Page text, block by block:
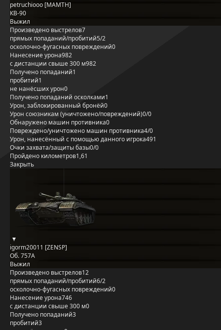
petruchiooo [MAMTH]
КВ-90
Выжил
Произведено выстрелов7
прямых попаданий/пробитий5/2
осколочно-фугасных повреждений0
Нанесение урона982
с дистанции свыше 300 м982
Получено попаданий1
пробитий1
не нанёсших урон0
Получено попаданий осколками1
Урон, заблокированный бронёй0
Урон союзникам (уничтожено/повреждений)0/0
Обнаружено машин противника0
Повреждено/уничтожено машин противника4/0
Урон, нанесённый с помощью данного игрока491
Очки захвата/защиты базы0/0
Пройдено километров1,61
Закрыть
igorm20011 [ZENSP]
Об. 757А
Выжил
Произведено выстрелов12
прямых попаданий/пробитий6/2
осколочно-фугасных повреждений0
Нанесение урона746
с дистанции свыше 300 м0
Получено попаданий3
пробитий3